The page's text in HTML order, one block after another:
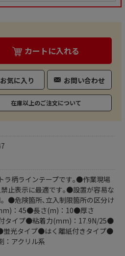
カートに入れる
お気に入り お問い合わせ
在庫以上のご注文について
ラ柄ラインテープです｡●作業現場
止表示に最適です｡●設置が容易な
●危険箇所､立入制限箇所の区分け
：45●長さ(m)：10●厚さ
タイプ●粘着力(mm)：17.9N/25●
光タイプ●はく離紙付きタイプ●
：アクリル系